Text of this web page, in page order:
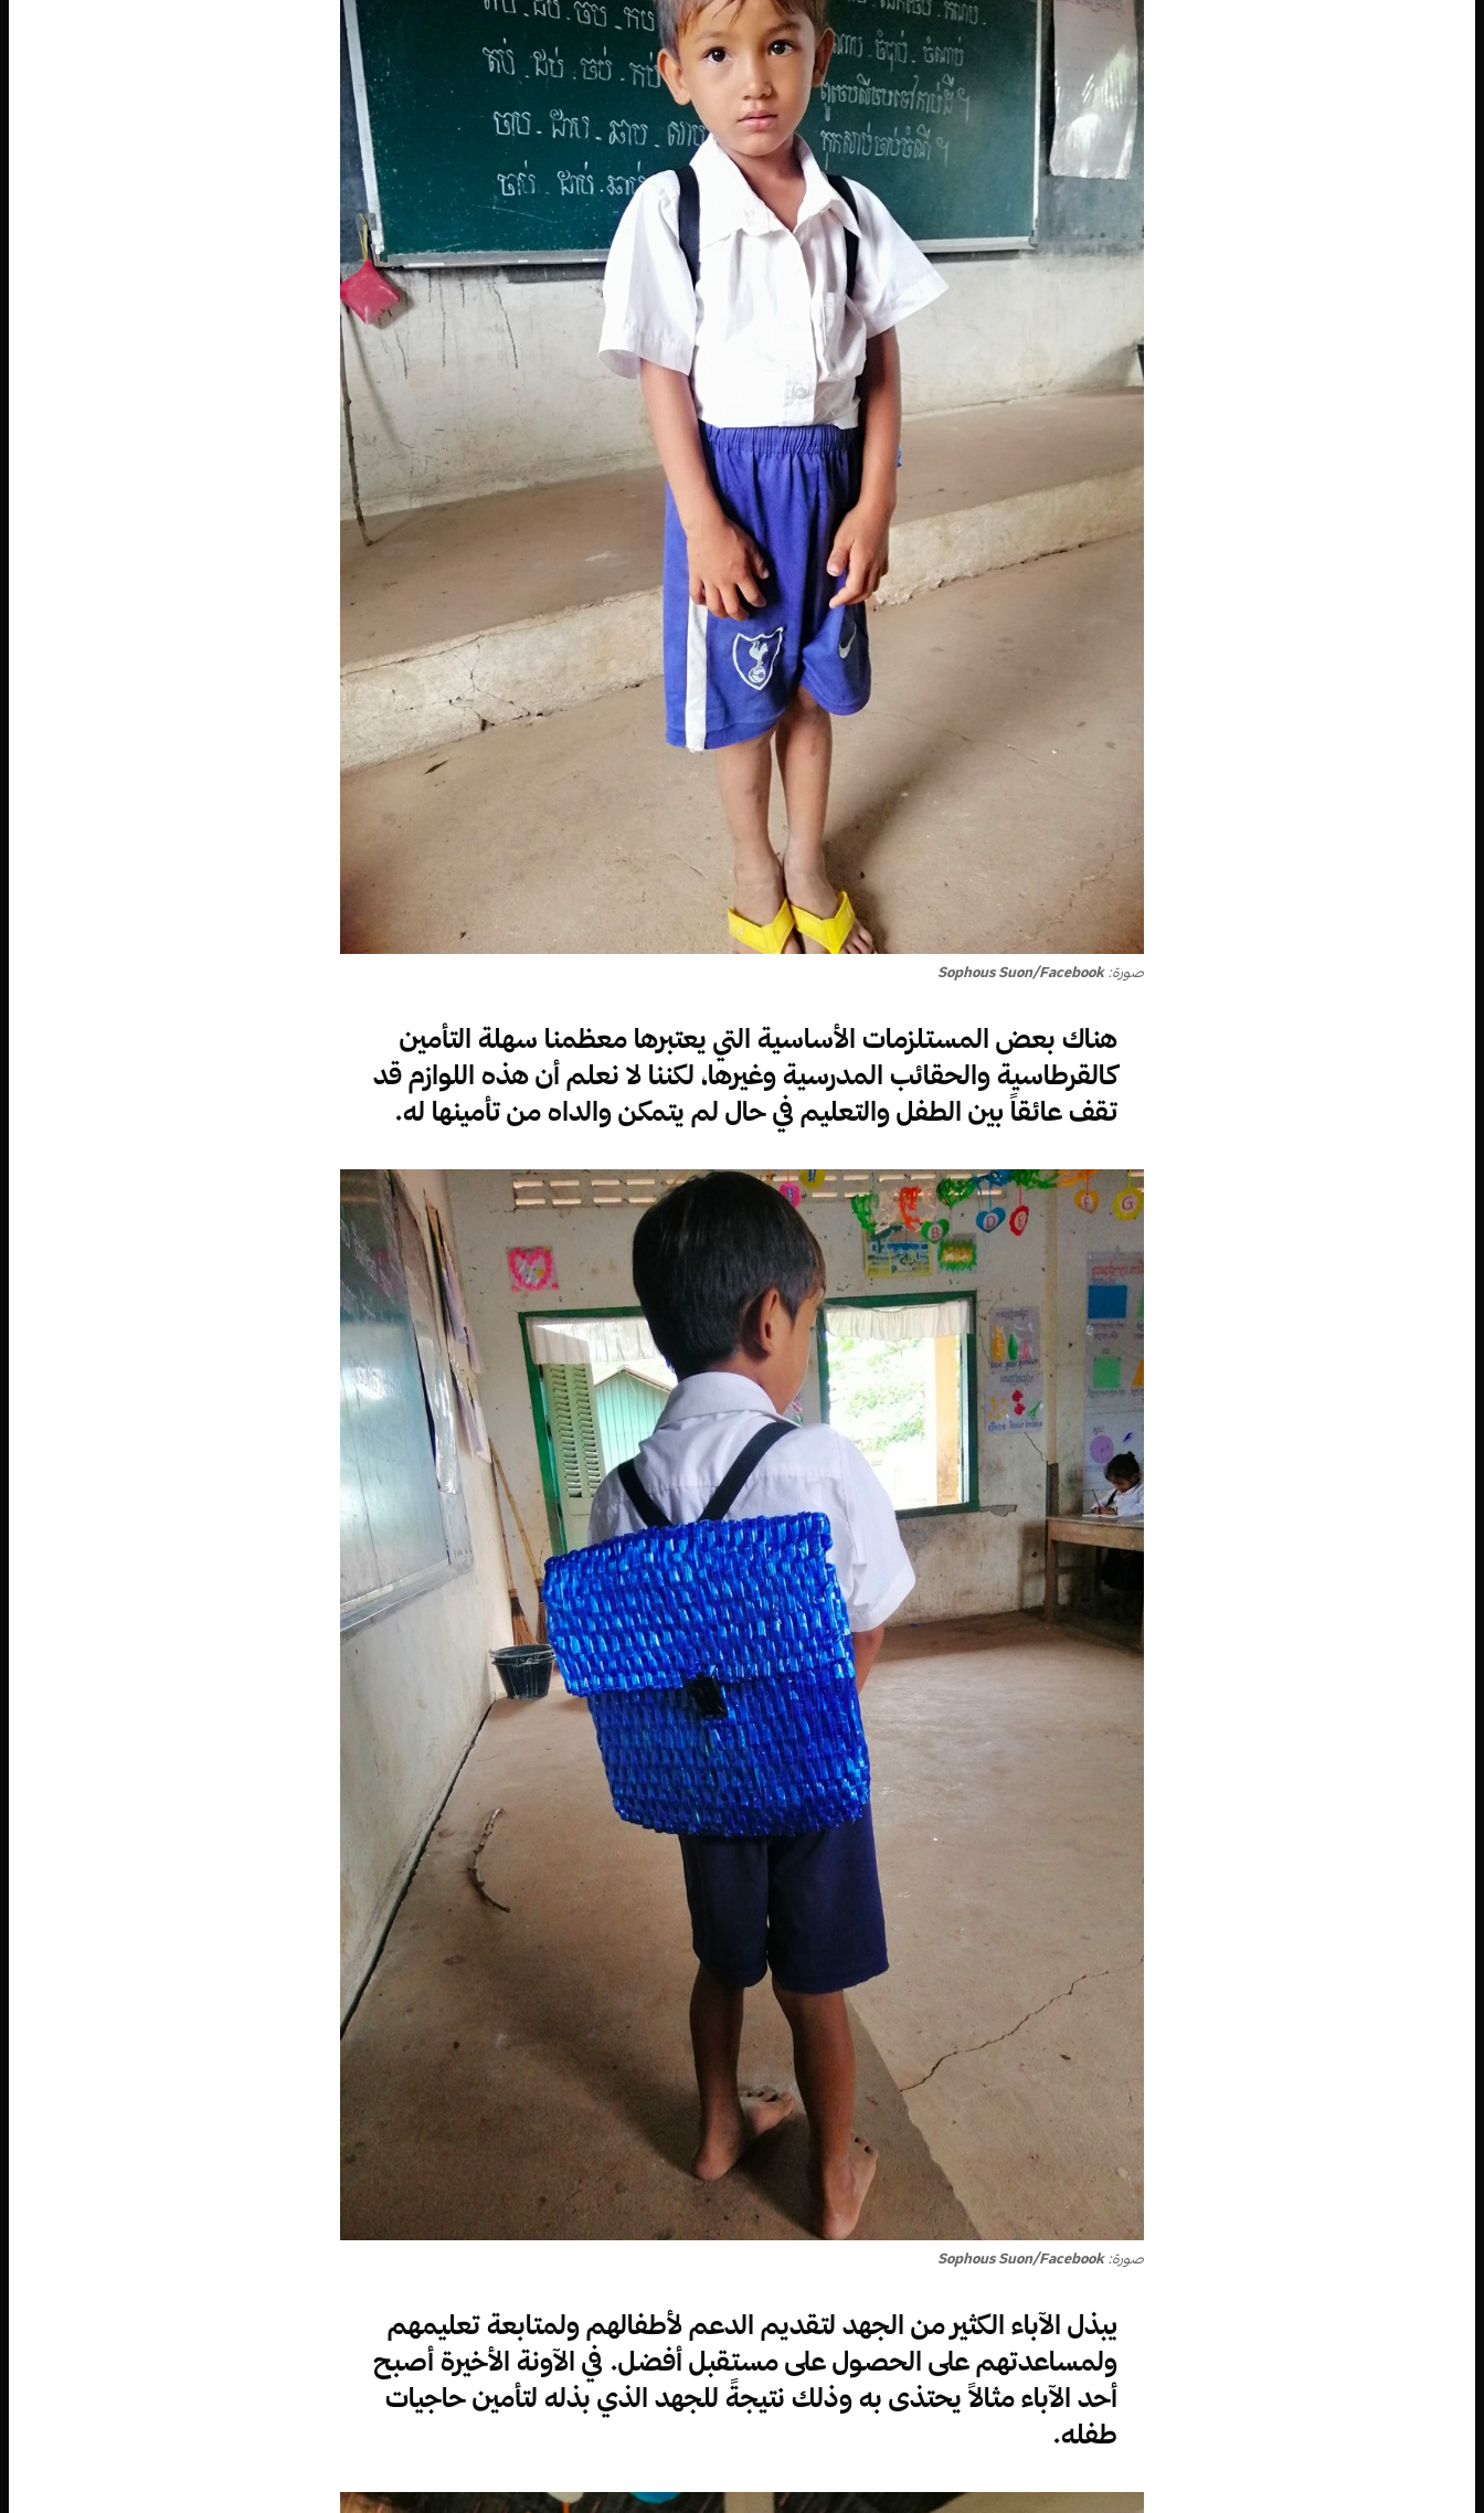
صورة:Sophous Suon/Facebook
هناك بعض المستلزمات الأساسية التي يعتبرها معظمنا سهلة التأمين
كالقرطاسية والحقائب المدرسية وغيرها، لكننا لا نعلم أن هذه اللوازم قد
تقف عائقاً بين الطفل والتعليم في حال لم يتمكن والداه من تأمينها له.
صورة:Sophous Suon/Facebook
يبذل الآباء الكثير من الجهد لتقديم الدعم لأطفالهم ولمتابعة تعليمهم
ولمساعدتهم على الحصول على مستقبل أفضل. في الآونة الأخيرة أصبح
أحد الآباء مثالاً يحتذى به وذلك نتيجةً للجهد الذي بذله لتأمين حاجيات
طفله.